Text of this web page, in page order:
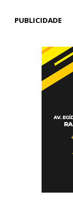
PUBLICIDADE